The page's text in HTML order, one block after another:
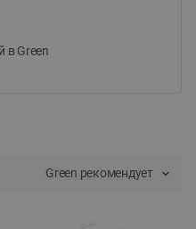
в Green
Green рекомендует